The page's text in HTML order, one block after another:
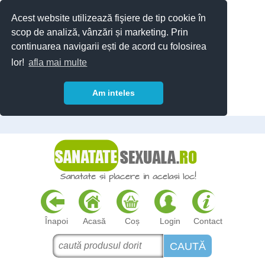
Acest website utilizează fişiere de tip cookie în
scop de analiză, vânzări și marketing. Prin
continuarea navigarii ești de acord cu folosirea
lor! afla mai multe
Am inteles
Înapoi Acasă Coș Login Contact